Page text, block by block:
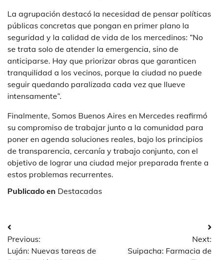
La agrupación destacó la necesidad de pensar políticas
públicas concretas que pongan en primer plano la
seguridad y la calidad de vida de los mercedinos: “No
se trata solo de atender la emergencia, sino de
anticiparse. Hay que priorizar obras que garanticen
tranquilidad a los vecinos, porque la ciudad no puede
seguir quedando paralizada cada vez que llueve
intensamente”.
Finalmente, Somos Buenos Aires en Mercedes reafirmó
su compromiso de trabajar junto a la comunidad para
poner en agenda soluciones reales, bajo los principios
de transparencia, cercanía y trabajo conjunto, con el
objetivo de lograr una ciudad mejor preparada frente a
estos problemas recurrentes.
Publicado en Destacadas
Navegación
de
Previous:
Luján: Nuevas tareas de
Next:
Suipacha: Farmacia de